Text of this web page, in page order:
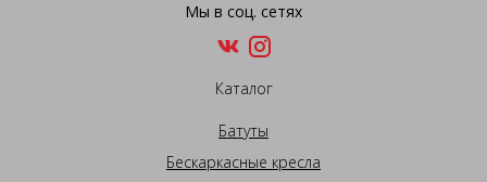
Мы в соц. сетях
Каталог
Батуты
Бескаркасные кресла